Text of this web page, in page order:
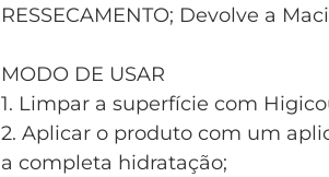
RESSECAMENTO; Devolve a
MODO DE USAR
1. Limpar a superfície com
2. Aplicar o produto com um
a completa hidratação;